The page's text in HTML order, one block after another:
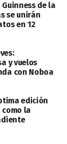
de la
se unirán
en 12
y vuelos
con Noboa
edición
la